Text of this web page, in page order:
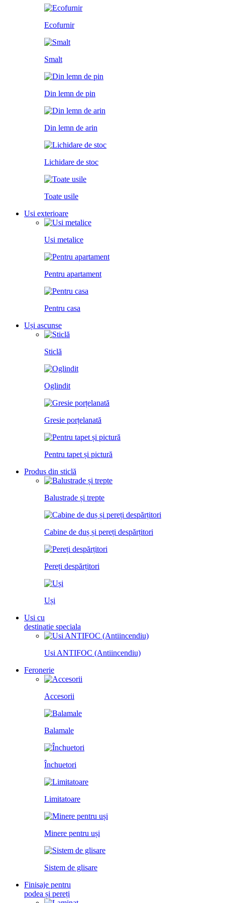
Ecofurnir
Smalt
Din lemn de pin
Din lemn de arin
Lichidare de stoc
Toate usile
Usi exterioare
Usi metalice
Pentru apartament
Pentru casa
Uși ascunse
Sticlă
Oglindit
Gresie porțelanată
Pentru tapet și pictură
Produs din sticlă
Balustrade și trepte
Cabine de duș și pereți despărțitori
Pereți despărțitori
Uși
Usi cu
destinatie speciala
Usi ANTIFOC (Antiincendiu)
Feronerie
Accesorii
Balamale
Închuetori
Limitatoare
Minere pentru uși
Sistem de glisare
Finisaje pentru
podea și pereți